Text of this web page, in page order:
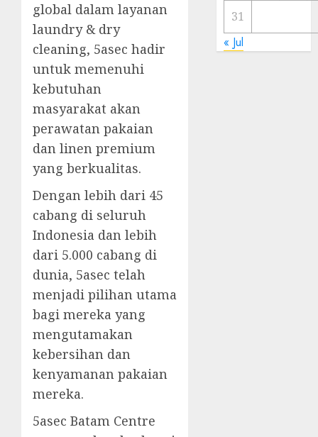
global dalam layanan
laundry & dry
cleaning, 5asec hadir
untuk memenuhi
kebutuhan
masyarakat akan
perawatan pakaian
dan linen premium
yang berkualitas.
Dengan lebih dari 45
cabang di seluruh
Indonesia dan lebih
dari 5.000 cabang di
dunia, 5asec telah
menjadi pilihan utama
bagi mereka yang
mengutamakan
kebersihan dan
kenyamanan pakaian
mereka.
5asec Batam Centre
31
« Jul